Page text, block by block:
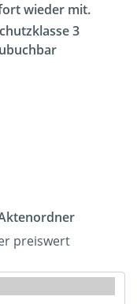
wieder mit.
3
preiswert